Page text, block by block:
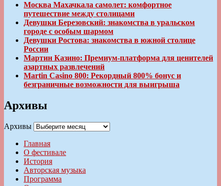
Москва Махачкала самолет: комфортное
путешествие между столицами
Девушки Березовский: знакомства в уральском
городе с особым шармом
Девушки Ростова: знакомства в южной столице
России
Мартин Казино: Премиум-платформа для ценителей
азартных развлечений
Martin Casino 800: Рекордный 800% бонус и
безграничные возможности для выигрыша
Архивы
Архивы
Главная
О фестивале
История
Авторская музыка
Программа